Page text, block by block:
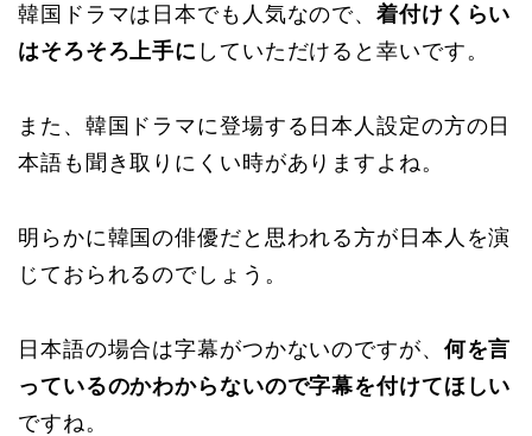
韓国ドラマは日本でも人気なので、着付けくらい
はそろそろ上手に していただけると幸いです。
また、韓国ドラマに登場する日本人設定の方の日
本語も聞き取りにくい時がありますよね。
明らかに韓国の俳優だと思われる方が日本人を演
じておられるのでしょう。
日本語の場合は字幕がつかないのですが、 何を言
っているのかわからないので字幕を付けてほしい
ですね。